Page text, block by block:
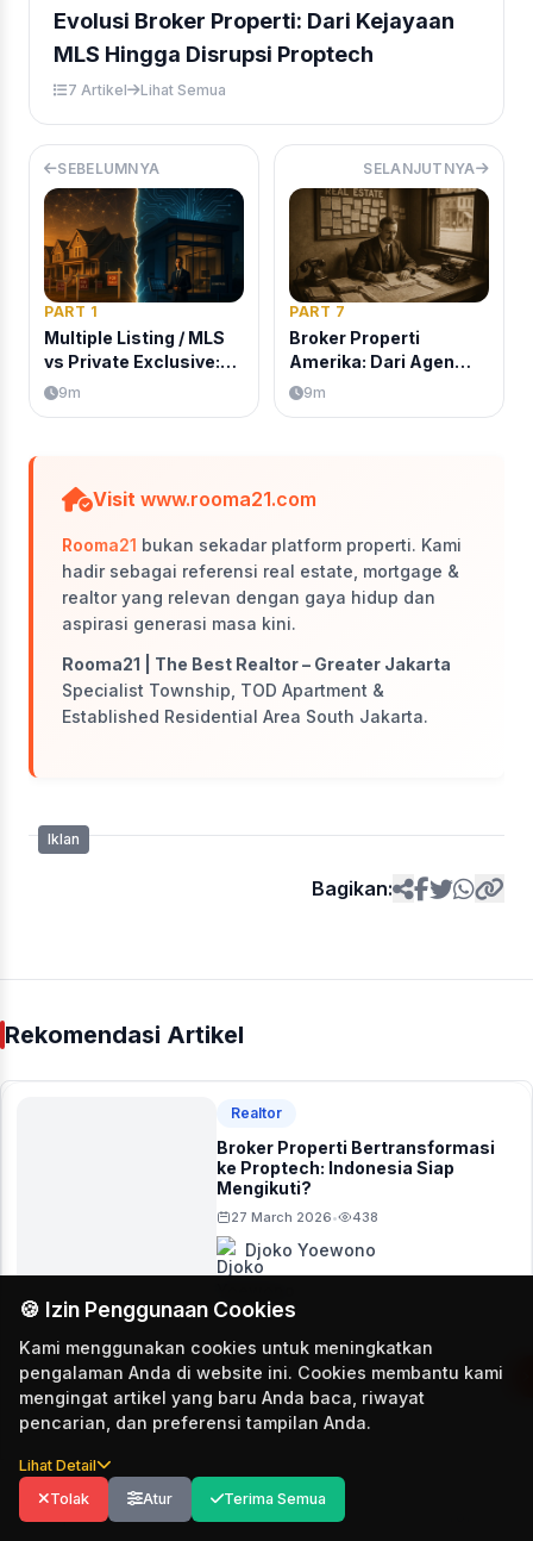
Evolusi Broker Properti: Dari Kejayaan
MLS Hingga Disrupsi Proptech
7 Artikel Lihat Semua
SEBELUMNYA
PART 1
Multiple Listing / MLS
vs Private Exclusive:
Masa Depan Broker
9m
SELANJUTNYA
PART 7
Broker Properti
Amerika: Dari Agen
Perorangan ke
9m
Visit www.rooma21.com
Rooma21 bukan sekadar platform properti. Kami
hadir sebagai referensi real estate, mortgage &
realtor yang relevan dengan gaya hidup dan
aspirasi generasi masa kini.
Rooma21 | The Best Realtor – Greater Jakarta
Specialist Township, TOD Apartment &
Established Residential Area South Jakarta.
Iklan
Bagikan:
Rekomendasi Artikel
Realtor
Broker Properti Bertransformasi
ke Proptech: Indonesia Siap
Mengikuti?
27 March 2026• 438
Djoko Yoewono
Artikel Populer
🍪 Izin Penggunaan Cookies
Kami menggunakan cookies untuk meningkatkan
pengalaman Anda di website ini. Cookies membantu kami
mengingat artikel yang baru Anda baca, riwayat
pencarian, dan preferensi tampilan Anda.
Lihat Detail
Tolak
Atur
Terima Semua
For You Koleksi